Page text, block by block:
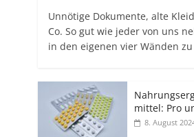
Unnötige Dokumente, alte
Co. So gut wie jeder von uns
in den eigenen vier Wänden zu
mittel: Pro
8. August